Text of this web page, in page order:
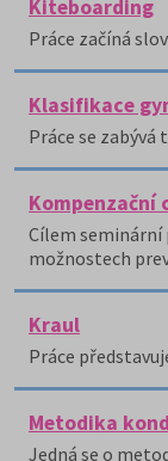
Kiteboarding
Práce začíná
Klasifikace
Práce se
Kompenzační
Cílem
možnostech
Kraul
Práce
Metodika
Jedná se o